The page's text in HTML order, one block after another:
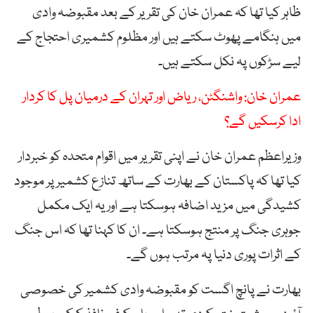
ظاہر کیا تھا کہ عمران خان کی تقریر کے بعد مقبوضہ وادی
میں ہنگامے پھوٹ سکتے ہیں اور مظلوم کشمیری احتجاج کے
لیے سڑکوں پہ نکل سکتے ہیں۔
عمران خان: واشنگٹن، ریاض اور تہران کے درمیان پل کا کردار
ادا کرسکیں گے؟
وزیراعظم عمران خان نے اپنی تقریر میں اقوام متحدہ کو خبردار
کیا تھا کہ پاکستان کے بھارت کے ساتھ تنازع کشمیر پر موجود
کشیدگی میں مزید اضافہ ہوسکتا ہے اور یہ ایک مکمل
جوہری جنگ پر منتج ہوسکتا ہے۔ ان کا کہنا تھا کہ اس جنگ
کے اثرات پوری دنیا پہ مرتب ہوں گے۔
بھارت نے پانچ اگست کو مقبوضہ وادی کشمیر کی خصوصی